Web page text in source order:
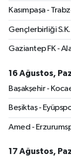
Kasımpaşa -
Gençlerbirliği
Gaziantep FK -
16 Ağustos,
Başakşehir -
Beşiktaş -
Amed -
17 Ağustos,